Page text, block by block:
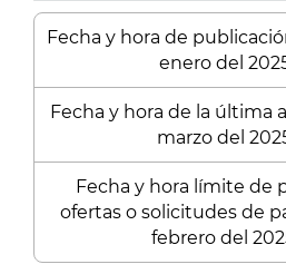
Fecha y hora de
enero del
Fecha y hora de la última
marzo del
Fecha y hora límite de
ofertas o solicitudes de
febrero del